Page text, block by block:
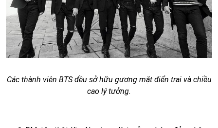
Các thành viên BTS đều sở hữu gương mặt điển trai và chiều
cao lý tưởng.